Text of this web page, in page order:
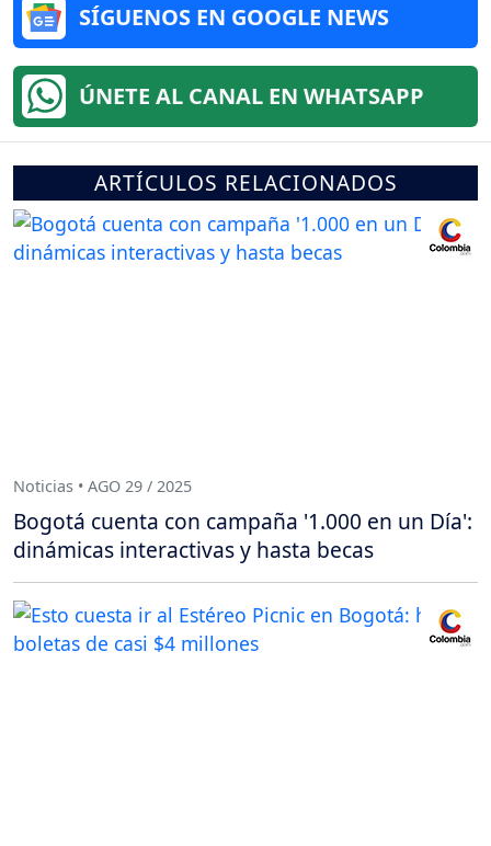
SÍGUENOS EN GOOGLE NEWS
ÚNETE AL CANAL EN WHATSAPP
ARTÍCULOS RELACIONADOS
Noticias • AGO 29 / 2025
Bogotá cuenta con campaña '1.000 en un Día':
dinámicas interactivas y hasta becas